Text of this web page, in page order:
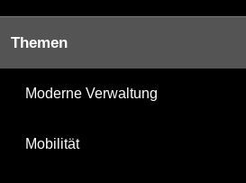
Themen
Moderne Verwaltung
Mobilität